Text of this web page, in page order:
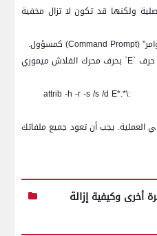
ولكنها قد تكون لا تزال مخفية
(
Command Prompt) كمسؤول.
حرف `E` بحرف محرك الفلاش ميموري
attrib -h -r -s /s /d E:\*.*
العملية. يجب أن تعود جميع ملفاتك
أخرى وكيفيةإزالة